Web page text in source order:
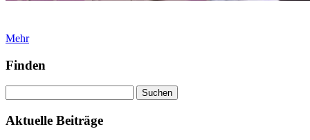
Mehr
Finden
nach:
Aktuelle Beiträge